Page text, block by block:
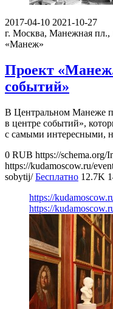
2017-04-10 2021-10-27
г. Москва, Манежная пл.,
«Манеж»
Проект «Манеж.
событий»
В Центральном Манеже
в центре событий»,
с самыми интересными,
0 RUB https://schema.org/
https://kudamoscow.ru/
sobytij/ Бесплатно 12.7K
https://
https://